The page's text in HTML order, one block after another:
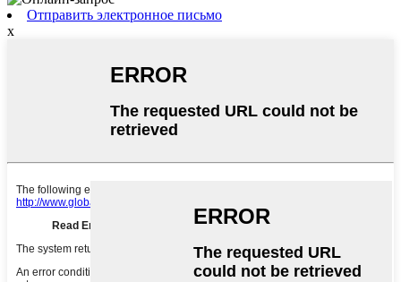
Отправить электронное письмо
x